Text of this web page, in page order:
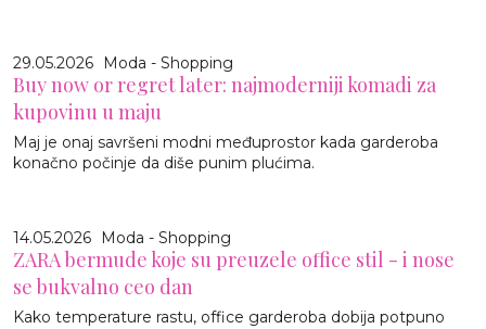
29.05.2026 Moda - Shopping
Buy now or regret later: najmoderniji komadi za
kupovinu u maju
Maj je onaj savršeni modni međuprostor kada garderoba
konačno počinje da diše punim plućima.
14.05.2026 Moda - Shopping
ZARA bermude koje su preuzele office stil - i nose
se bukvalno ceo dan
Kako temperature rastu, office garderoba dobija potpuno